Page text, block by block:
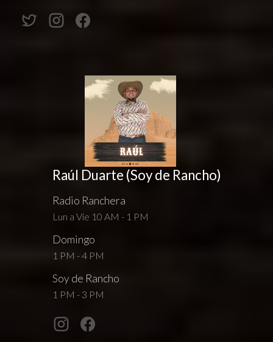
Raúl Duarte (Soy de Rancho)
Radio Ranchera
Lun a Vie 10 AM - 1 PM
Domingo
1 PM - 4 PM
Soy de Rancho
1 PM - 3 PM